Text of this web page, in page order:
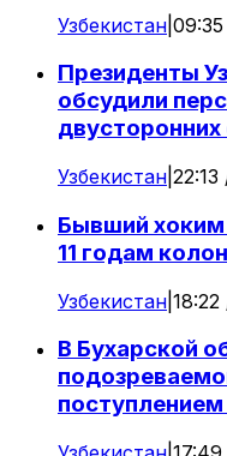
Узбекистан 09:35
Президенты
обсудили
Узбекистан
Бывший хоким
11 годам
Узбекистан
В Бухарской